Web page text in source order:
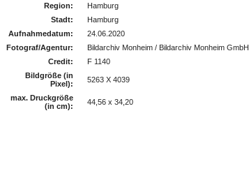
Region:
Hamburg
Stadt:
Hamburg
Aufnahmedatum:
24.06.2020
Fotograf/Agentur:
Bildarchiv Monheim / Bildarchiv Monheim GmbH
Credit:
F 1140
Bildgröße (in
Pixel):
5263 X 4039
max. Druckgröße
(in cm):
44,56 x 34,20